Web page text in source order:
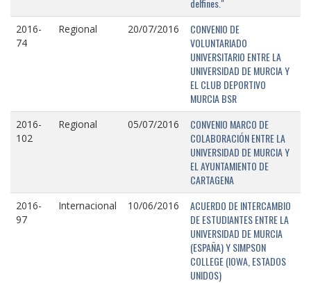
delfines."
2016-
74
Regional 20/07/2016
CONVENIO DE
VOLUNTARIADO
UNIVERSITARIO ENTRE LA
UNIVERSIDAD DE MURCIA Y
EL CLUB DEPORTIVO
MURCIA BSR
2016-
102
Regional 05/07/2016
CONVENIO MARCO DE
COLABORACIÓN ENTRE LA
UNIVERSIDAD DE MURCIA Y
EL AYUNTAMIENTO DE
CARTAGENA
2016-
97
Internacional 10/06/2016
ACUERDO DE INTERCAMBIO
DE ESTUDIANTES ENTRE LA
UNIVERSIDAD DE MURCIA
(ESPAÑA) Y SIMPSON
COLLEGE (IOWA, ESTADOS
UNIDOS)